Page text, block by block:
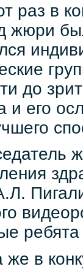
раз в
жюри
до
и его
же в